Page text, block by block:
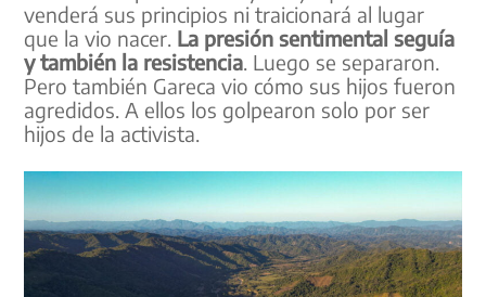
venderá sus principios ni traicionará al lugar
que la vio nacer. La presión sentimental seguía
y también la resistencia . Luego se separaron.
Pero también Gareca vio cómo sus hijos fueron
agredidos. A ellos los golpearon solo por ser
hijos de la activista.